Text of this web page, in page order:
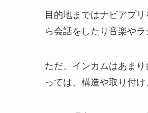
目的地まではナビアプ
ら会話をしたり音楽や
ただ、インカムはあま
っては、構造や取り付